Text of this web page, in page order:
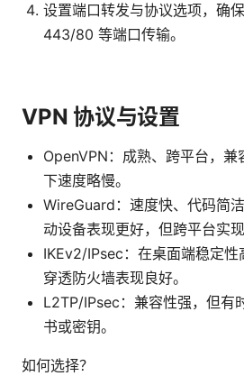
设置端口转发与协议选项，确
443/80 等端口传输。
VPN 协议与设置
OpenVPN：成熟、跨平台，
下速度略慢。
WireGuard：速度快、代码简
动设备表现更好，但跨平台实
IKEv2/IPsec：在桌面端稳定性
穿透防火墙表现良好。
L2TP/IPsec：兼容性强，但有
书或密钥。
如何选择？